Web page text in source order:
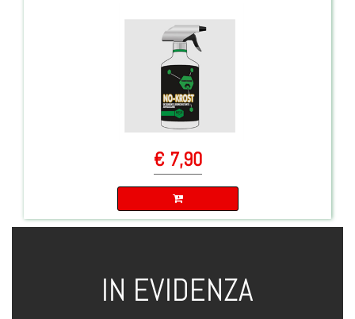
€ 7,90
IN EVIDENZA